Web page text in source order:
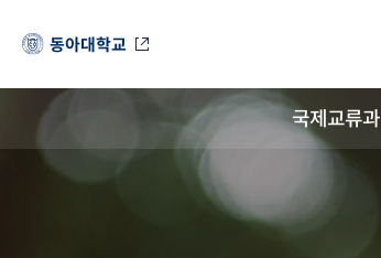
동아대학교
국제교류과